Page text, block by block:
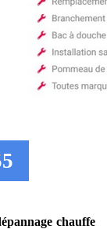
chauffe